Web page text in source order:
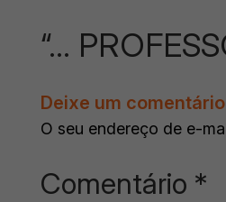
“…
Deixe um comentário
O seu endereço de e-
Comentário *